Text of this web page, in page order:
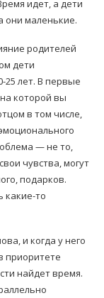
идет, а дети
они маленькие.
родителей
дети
25 лет. В первые
которой вы
в том числе,
— не то,
чувства, могут
подарков.
какие-то
и когда у него
приоритете
найдет время.